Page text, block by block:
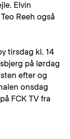
Elvin
Reeh også
tirsdag kl. 14
på lørdag
efter og
onsdag
på FCK TV fra